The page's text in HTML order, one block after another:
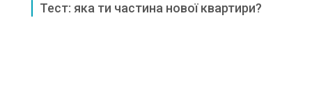
Тест: яка ти частина нової квартири?